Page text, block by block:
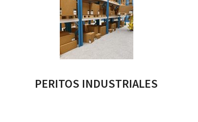
PERITOS INDUSTRIALES